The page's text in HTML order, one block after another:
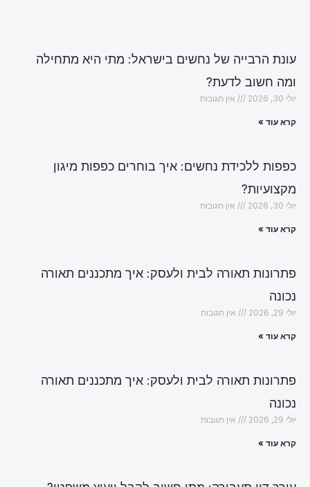
עונת הרבייה של נחשים בישראל: מתי היא מתחילה
ומה חשוב לדעת?
יולי 30, 2026 אין תגובות
קרא עוד »
כפפות ללכידת נחשים: איך בוחרים כפפות מיגון
מקצועיות?
יולי 30, 2026 אין תגובות
קרא עוד »
פתרונות תאורה לבית ולעסק: איך מתכננים תאורה
נכונה
יולי 29, 2026 אין תגובות
קרא עוד »
פתרונות תאורה לבית ולעסק: איך מתכננים תאורה
נכונה
יולי 29, 2026 אין תגובות
קרא עוד »